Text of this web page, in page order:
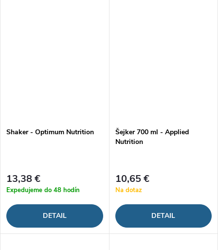
Shaker - Optimum Nutrition
13,38 €
Expedujeme do 48 hodín
DETAIL
Šejker 700 ml - Applied
Nutrition
10,65 €
Na dotaz
DETAIL